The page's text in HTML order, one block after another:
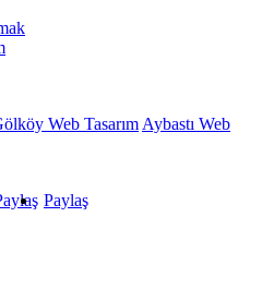
Web TasarımAybastı Web
Paylaş